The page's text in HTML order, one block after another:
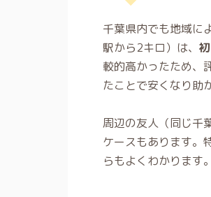
千葉県内でも地域に
駅から2キロ）は、
較的高かったため、
たことで安くなり助
周辺の友人（同じ千
ケースもあります。
らもよくわかります。